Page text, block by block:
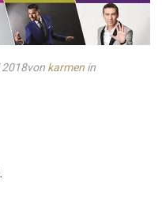
von karmen in